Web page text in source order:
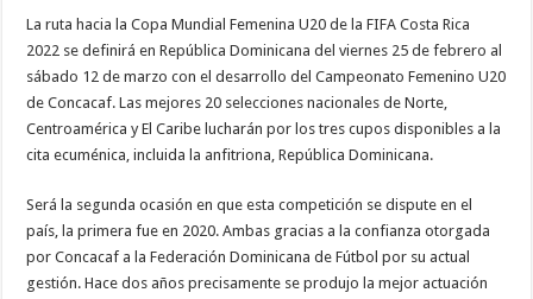
La ruta hacia la Copa Mundial Femenina U20 de la FIFA Costa Rica
2022 se definirá en República Dominicana del viernes 25 de febrero al
sábado 12 de marzo con el desarrollo del Campeonato Femenino U20
de Concacaf. Las mejores 20 selecciones nacionales de Norte,
Centroamérica y El Caribe lucharán por los tres cupos disponibles a la
cita ecuménica, incluida la anfitriona, República Dominicana.
Será la segunda ocasión en que esta competición se dispute en el
país, la primera fue en 2020. Ambas gracias a la confianza otorgada
por Concacaf a la Federación Dominicana de Fútbol por su actual
gestión. Hace dos años precisamente se produjo la mejor actuación